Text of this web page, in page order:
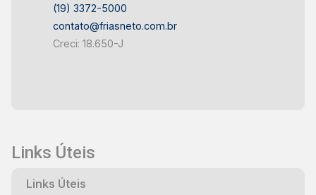
(19) 3372-5000
contato@friasneto.com.br
Creci: 18.650-J
Links Úteis
Links Úteis